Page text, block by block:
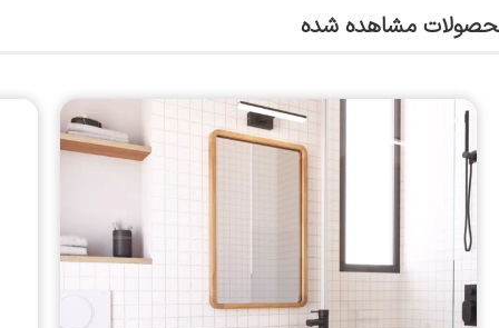
مشاهده شده